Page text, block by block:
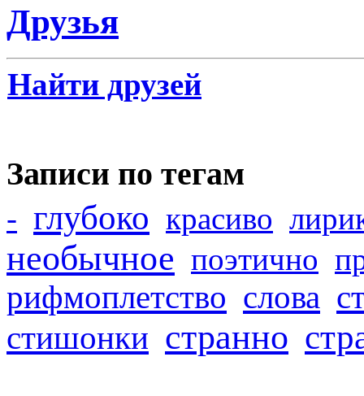
Друзья
Найти друзей
Записи по тегам
- глубоко красиво
необычное поэтично
рифмоплетство слова
стишонки странно